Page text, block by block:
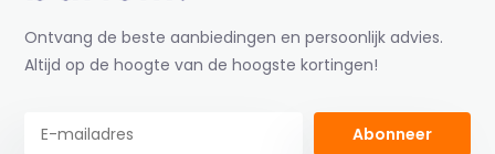
Ontvang de beste aanbiedingen en persoonlijk advies.
Altijd op de hoogte van de hoogste kortingen!
Abonneer